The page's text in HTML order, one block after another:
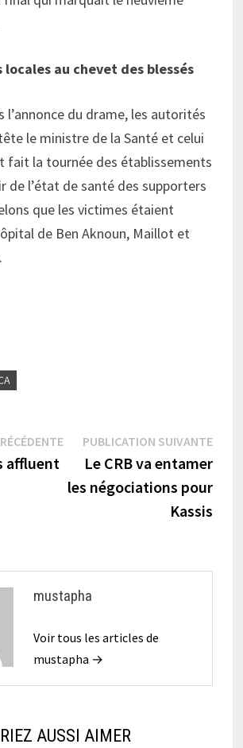
au chevet des blessés
l’annonce du drame, les autorités
le ministre de la Santé et celui
fait la tournée des établissements
de l’état de santé des supporters
que les victimes étaient
de Ben Aknoun, Maillot et
Publication
précédente :
affluent
PUBLICATION SUIVANTE
Le CRB va entamer
les négociations pour
Kassis
mustapha
Voir tous les articles de
mustapha →
AUSSI AIMER